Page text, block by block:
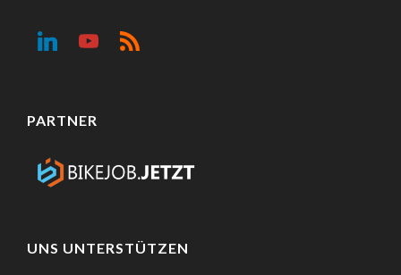
PARTNER
UNS UNTERSTÜTZEN